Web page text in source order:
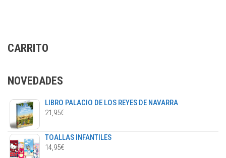
CARRITO
NOVEDADES
LIBRO PALACIO DE LOS REYES DE NAVARRA
21,95€
TOALLAS INFANTILES
14,95€